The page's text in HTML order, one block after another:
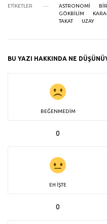
ETIKETLER ASTRONOMI
GÖKBILIM
TAKAT
UZAY
BU YAZI HAKKINDA NE
BEĞENMEDIM
0
EH İŞTE
0